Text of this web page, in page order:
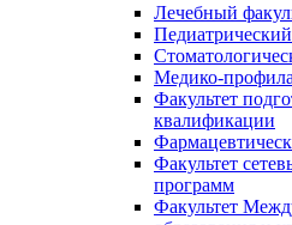
Лечебный
Медико-
Факультет
квалификации
Факультет
программ
Факультет